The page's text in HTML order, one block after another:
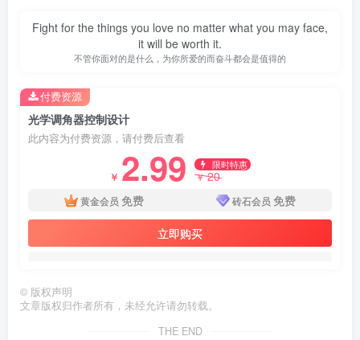
第3页 / 共33页
Fight for the things you love no matter what you may face,
it will be worth it.
不管你面对的是什么，为你所爱的而奋斗都会是值得的
光学调角器控制设计
此内容为付费资源，请付费后查看
￥ 2.99 限时特惠
￥20
黄金会员 免费 砖石会员 免费
立即购买
付费资源
© 版权声明
文章版权归作者所有，未经允许请勿转载。
THE END